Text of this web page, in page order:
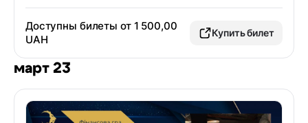
Доступны билеты от 1 500,00
UAH
Купить билет
март 23